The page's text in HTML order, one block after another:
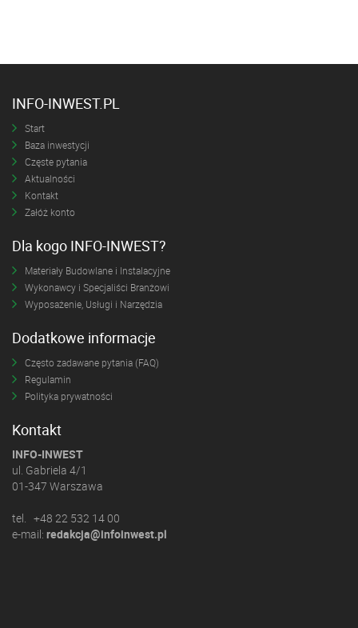
INFO-INWEST.PL
Start
Baza inwestycji
Częste pytania
Aktualności
Kontakt
Załóż konto
Dla kogo INFO-INWEST?
Materiały Budowlane i Instalacyjne
Wykonawcy i Specjaliści Branżowi
Wyposażenie, Usługi i Narzędzia
Dodatkowe informacje
Często zadawane pytania (FAQ)
Regulamin
Polityka prywatności
Kontakt
INFO-INWEST
ul. Gabriela 4/1
01-347 Warszawa
tel. +48 22 532 14 00
e-mail: redakcja@infoinwest.pl